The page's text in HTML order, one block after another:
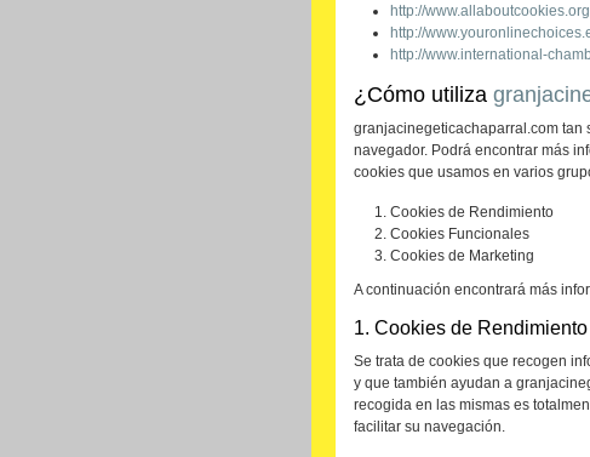
http://www.allaboutcookies.org
http://
http://www.international-
¿Cómo utiliza
granjacinegeticachaparral.com tan
navegador. Podrá encontrar más
cookies que usamos en varios
Cookies de Rendimiento
Cookies Funcionales
Cookies de Marketing
A continuación encontrará más
1. Cookies de Rendimiento
Se trata de cookies que recogen
y que también ayudan a
recogida en las mismas es
facilitar su navegación.